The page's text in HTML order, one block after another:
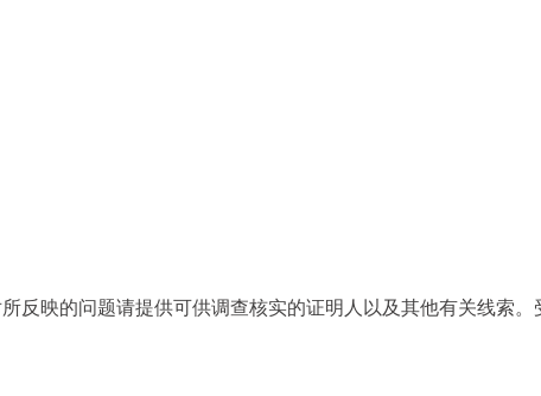
反映的问题请提供可供调查核实的证明人以及其他有关线索。